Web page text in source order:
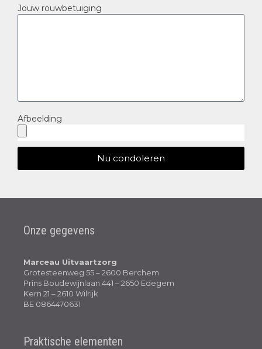
Jouw rouwbetuiging
Afbeelding
Nu condoleren
Onze gegevens
Marceau Uitvaartzorg
Grotesteenweg 55 – 2600 Berchem
Prins Boudewijnlaan 441 – 2650 Edegem
Kern 21 – 2610 Wilrijk
BE 0864470631
Praktische elementen